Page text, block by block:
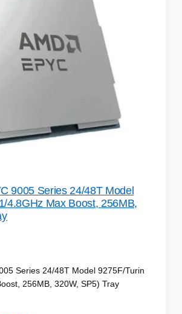
9005 Series 24/48T Model
4.8GHz Max Boost, 256MB,
Series 24/48T Model 9275F/Turin
256MB, 320W, SP5) Tray